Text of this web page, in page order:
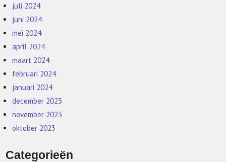
juli 2024
juni 2024
mei 2024
april 2024
maart 2024
februari 2024
januari 2024
december 2023
november 2023
oktober 2023
Categorieën